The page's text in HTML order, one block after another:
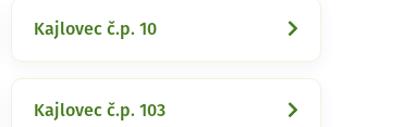
Kajlovec č.p. 10
Kajlovec č.p. 103